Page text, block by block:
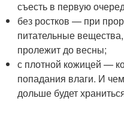
съесть в первую
без ростков — при
питательные
пролежит до весны;
с плотной кожицей —
попадания влаги. И
дольше будет